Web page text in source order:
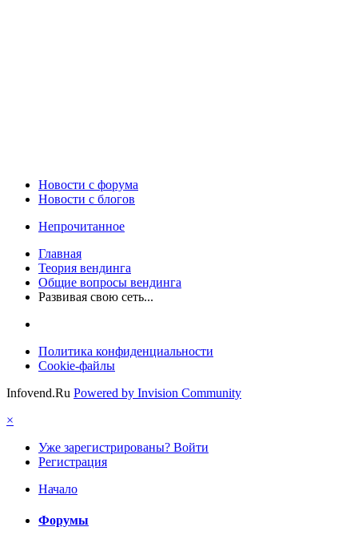
Новости c форума
Новости с блогов
Непрочитанное
Главная
Теория вендинга
Общие вопросы вендинга
Развивая свою сеть...
Политика конфиденциальности
Cookie-файлы
Infovend.Ru Powered by Invision Community
×
Уже зарегистрированы? Войти
Регистрация
Начало
Форумы